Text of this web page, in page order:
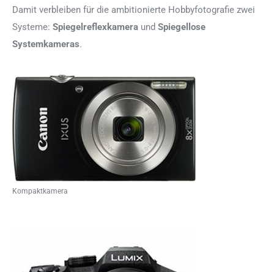
Damit verbleiben für die ambitionierte Hobbyfotografie zwei
Systeme: Spiegelreflexkamera und Spiegellose
Systemkameras.
Kompaktkamera